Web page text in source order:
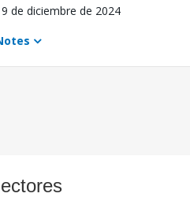
de diciembre de 2024